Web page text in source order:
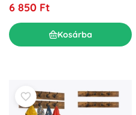
6 850 Ft
Kosárba